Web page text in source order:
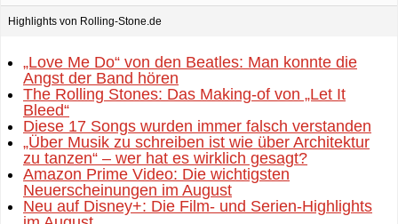
Highlights von Rolling-Stone.de
„Love Me Do“ von den Beatles: Man konnte die
Angst der Band hören
The Rolling Stones: Das Making-of von „Let It
Bleed“
Diese 17 Songs wurden immer falsch verstanden
„Über Musik zu schreiben ist wie über Architektur
zu tanzen“ – wer hat es wirklich gesagt?
Amazon Prime Video: Die wichtigsten
Neuerscheinungen im August
Neu auf Disney+: Die Film- und Serien-Highlights